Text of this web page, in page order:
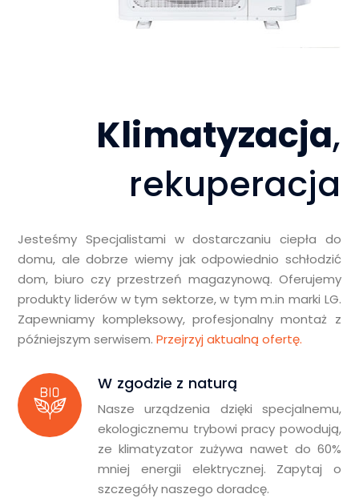
Klimatyzacja,
rekuperacja
Jesteśmy Specjalistami w dostarczaniu ciepła do
domu, ale dobrze wiemy jak odpowiednio schłodzić
dom, biuro czy przestrzeń magazynową. Oferujemy
produkty liderów w tym sektorze, w tym m.in marki LG.
Zapewniamy kompleksowy, profesjonalny montaż z
późniejszym serwisem.Przejrzyj aktualną ofertę.
W zgodzie z naturą
Nasze urządzenia dzięki specjalnemu,
ekologicznemu trybowi pracy powodują,
ze klimatyzator zużywa nawet do 60%
mniej energii elektrycznej. Zapytaj o
szczegóły naszego doradcę.